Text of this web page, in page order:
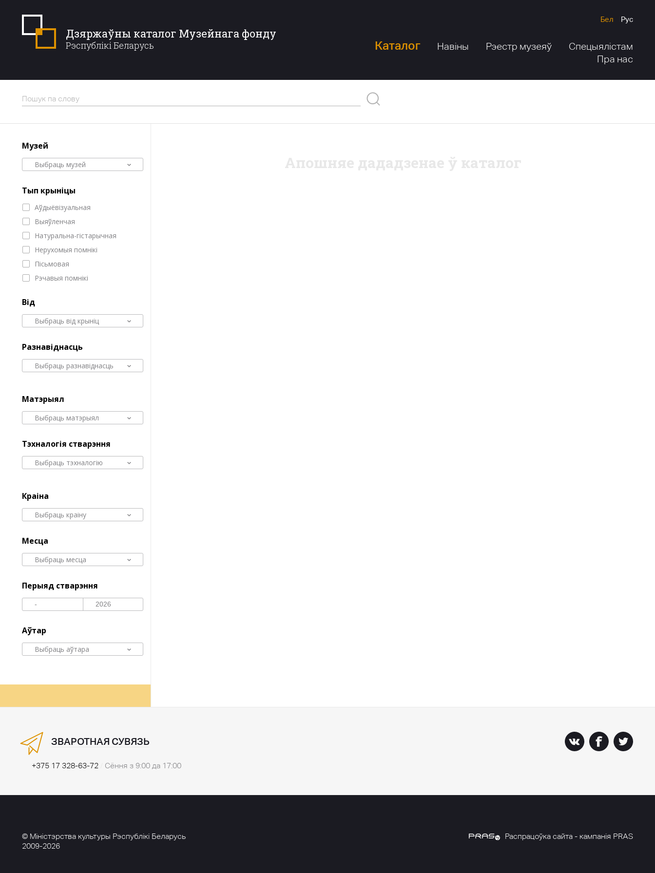
Дзяржаўны каталог Музейнага фонду
Рэспублікі Беларусь
Бел Рус
Каталог Навіны Рэестр музеяў
Спецыялістам
Пра нас
Музей
Выбраць музей
Тып крыніцы
Аўдыёвізуальная
Выяўленчая
Натуральна-гістарычная
Нерухомыя помнікі
Пісьмовая
Рэчавыя помнікі
Від
Выбраць від крыніц
Разнавіднасць
Выбраць разнавіднасць
Матэрыял
Выбраць матэрыял
Тэхналогія стварэння
Выбраць тэхналогію
Краіна
Выбраць краіну
Месца
Выбраць месца
Перыяд стварэння
Аўтар
Выбраць аўтара
ЗВАРОТНАЯ СУВЯЗЬ
+375 17 328-63-72 Сёння з 9:00 да 17:00
© Міністэрства культуры Рэспублікі Беларусь
2009-2026
Распрацоўка сайта - кампанія PRAS